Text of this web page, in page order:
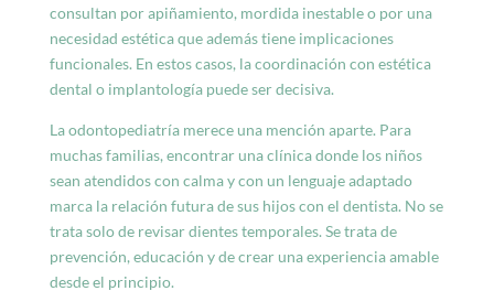
consultan por apiñamiento, mordida inestable o por una
necesidad estética que además tiene implicaciones
funcionales. En estos casos, la coordinación con estética
dental o implantología puede ser decisiva.
La odontopediatríamerece una mención aparte. Para
muchas familias, encontrar una clínica donde los niños
sean atendidos con calma y con un lenguaje adaptado
marca la relación futura de sus hijos con el dentista. No se
trata solo de revisar dientes temporales. Se trata de
prevención, educación y de crear una experiencia amable
desde el principio.